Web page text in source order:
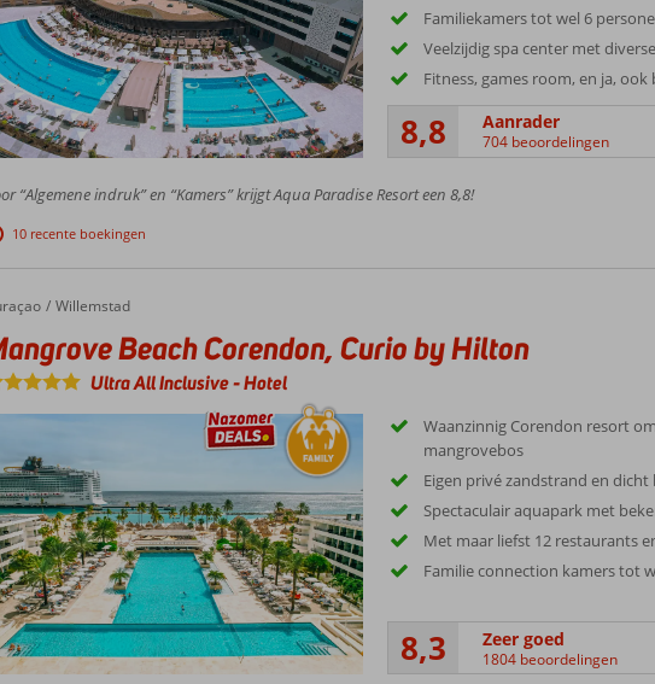
Familiekamers tot wel 6
Veelzijdig spa center met
Fitness, games room, en ja, ook
8,8 Aanrader
704 beoordelingen
“Algemene indruk” en “Kamers” krijgt Aqua Paradise Resort een 8,8!
10 recente boekingen
Home Willemstad
Beach Corendon, Curio by Hilton
Beach Corendon, Curio by Hilton
Ultra All Inclusive-Hotel
Waanzinnig Corendon resort
mangrovebos
Eigen privé zandstrand en dicht
Spectaculair aquapark met
Met maar liefst 12 restaurants
Familie connection kamers tot
8,3 Zeer goed
1804 beoordelingen